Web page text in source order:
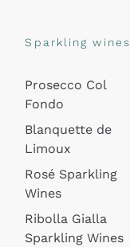
Sparkling wines
Prosecco Col
Fondo
Blanquette de
Limoux
Rosé Sparkling
Wines
Ribolla Gialla
Sparkling Wines